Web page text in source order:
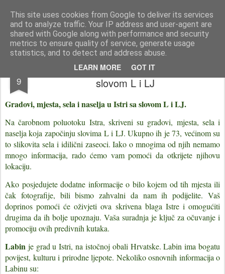
This site uses cookies from Google to deliver its services
and to analyze traffic. Your IP address and user-agent are
shared with Google along with performance and security
metrics to ensure quality of service, generate usage
statistics, and to detect and address abuse.
LEARN MORE GOT IT
Istra photo blog POISTRI.EU © Putopisi | reportaže Istra i Kvarner
Pages
9
Gradovi, mjesta, sela i naselja u Istri sa
slovom L i LJ
Gradovi, mjesta, sela i naselja u Istri sa slovom L i LJ.
Na čarobnom poluotoku Istra, skriveni su gradovi, mjesta, sela i
naselja koja započinju slovima L i LJ. Ukupno ih je 73, većinom su
to slikovita sela i idilični zaseoci. Iako o mnogima od njih nemamo
mnogo informacija, rado ćemo vam pomoći da otkrijete njihovu
lokaciju.
Ako posjedujete dodatne informacije o bilo kojem od tih mjesta ili
čak fotografije, bili bismo zahvalni da nam ih podijelite. Vaš
doprinos pomoći će oživjeti ova skrivena blaga Istre i omogućiti
drugima da ih bolje upoznaju. Vaša suradnja je ključ za očuvanje i
promociju ovih predivnih kutaka.
Labin je grad u Istri, na istočnoj obali Hrvatske. Labin ima bogatu
povijest, kulturu i prirodne ljepote. Nekoliko osnovnih informacija o
Labinu su: